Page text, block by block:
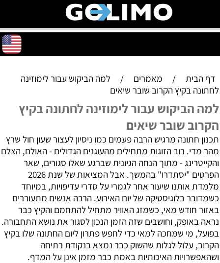
דף הבית / מאמרים /
למה הביקוש עבור לימוזינה
לחתונה בקיץ הקרוב שובר שיאים
למה הביקוש עבור לימוזינה לחתונה בקיץ
הקרוב שובר שיאים
תכנון חתונה מרגיש הרבה פעמים כמו ניסיון לעצור שעון חול שרץ
מהר מדי. רוב הזוגות מתחילים מהעוגנים הגדולים - האולם, הצלם
והקייטרינג - מתוך הנחה הגיונית שברגע שאלו סגורים, שאר
הפרטים "יסתדרו" בהמשך. אבל המציאות של שנת 2026
מלמדת אותנו שיעור אחר לגמרי על סדרי עדיפויות, במיוחד
כשמדובר בלוגיסטיקה של יום האירוע. הרבה אנשים מתעוררים
באזור חודש מאי, כשמזג האוויר מתחיל להתחמם והקיץ כבר
נראה באופק, וחושבים שזה הזמן הנכון לסגור את נושא התחבורה.
בפועל, מי שמחכה למאי כדי לחפש פתרון ליום החתונה שלו בקיץ
הקרוב, עלול לגלות שהשוק כבר נמצא בנקודת רתיחה
ושהאפשרויות האיכותיות באמת כבר מזמן אינן על המדף.